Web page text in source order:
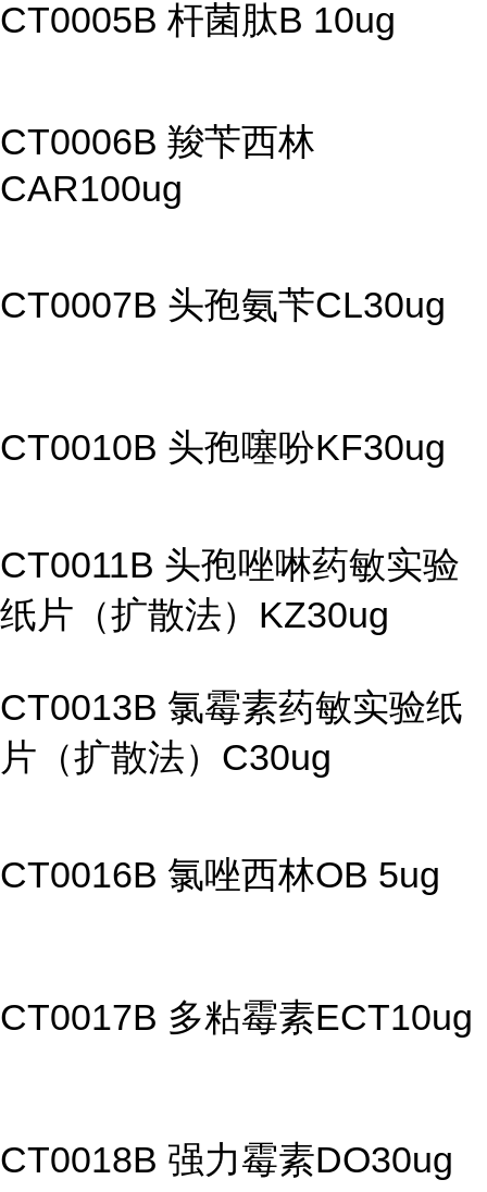
CT0005B 杆菌肽B 10ug
CT0006B 羧苄西林
CAR100ug
CT0007B 头孢氨苄CL30ug
CT0010B 头孢噻吩KF30ug
CT0011B 头孢唑啉药敏实验
纸片（扩散法）KZ30ug
CT0013B 氯霉素药敏实验纸
片（扩散法）C30ug
CT0016B 氯唑西林OB 5ug
CT0017B 多粘霉素ECT10ug
CT0018B 强力霉素DO30ug